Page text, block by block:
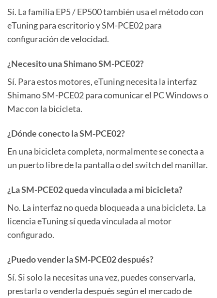
Sí. La familia EP5 / EP500 también usa el método con
eTuning para escritorio y SM-PCE02 para
configuración de velocidad.
¿Necesito una Shimano SM-PCE02?
Sí. Para estos motores, eTuning necesita la interfaz
Shimano SM-PCE02 para comunicar el PC Windows o
Mac con la bicicleta.
¿Dónde conecto la SM-PCE02?
En una bicicleta completa, normalmente se conecta a
un puerto libre de la pantalla o del switch del manillar.
¿La SM-PCE02 queda vinculada a mi bicicleta?
No. La interfaz no queda bloqueada a una bicicleta. La
licencia eTuning sí queda vinculada al motor
configurado.
¿Puedo vender la SM-PCE02 después?
Sí. Si solo la necesitas una vez, puedes conservarla,
prestarla o venderla después según el mercado de